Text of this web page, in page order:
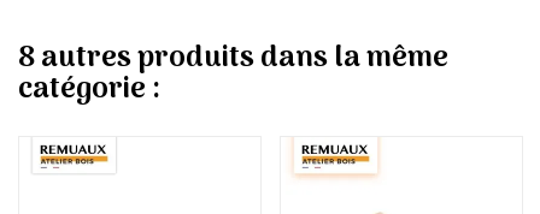
8 autres produits dans la même
catégorie :